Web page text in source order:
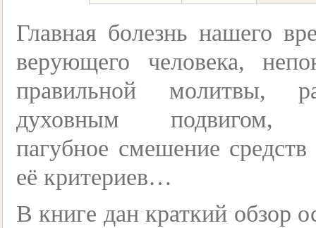
Главная болезнь нашего
верующего человека,
правильной молитвы,
духовным
пагубное смешение
её критериев…
В книге дан краткий обзор